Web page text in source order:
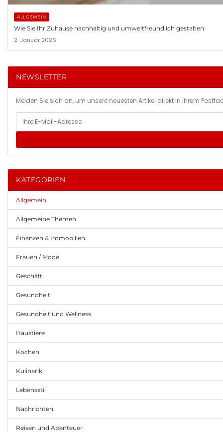
ALLGEMEIN
Wie Sie Ihr Zuhause nachhaltig und umweltfreundlich gestalten
2. Januar 2026
NEWSLETTER
Melden Sie sich an, um unsere neuesten Artikel direkt in Ihrem
KATEGORIEN
Allgemein
Allgemeine Themen
Finanzen & Immobilien
Frauen / Mode
Geschäft
Gesundheit
Gesundheit und Wellness
Haustiere
Kochen
Kulinarik
Lebensstil
Nachrichten
Reisen und Abenteuer